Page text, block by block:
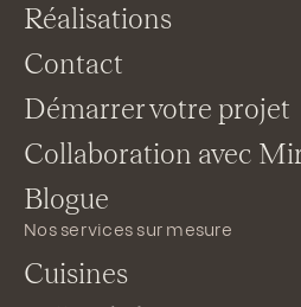
Réalisations
Contact
Démarrer votre projet
Collaboration avec
Blogue
Nos services sur mesure
Cuisines